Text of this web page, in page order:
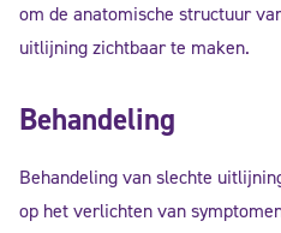
om de anatomische structuur
uitlijning zichtbaar te maken.
Behandeling
Behandeling van slechte
op het verlichten van